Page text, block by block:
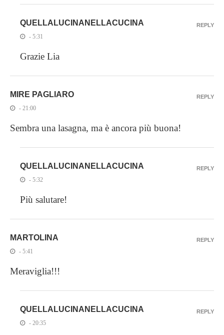
QUELLALUCINANELLACUCINA
- 5:31
Grazie Lia
REPLY
MIRE PAGLIARO
- 21:00
Sembra una lasagna, ma è ancora più buona!
REPLY
QUELLALUCINANELLACUCINA
- 5:32
Più salutare!
REPLY
MARTOLINA
- 5:41
Meraviglia!!!
REPLY
QUELLALUCINANELLACUCINA
- 20:35
REPLY